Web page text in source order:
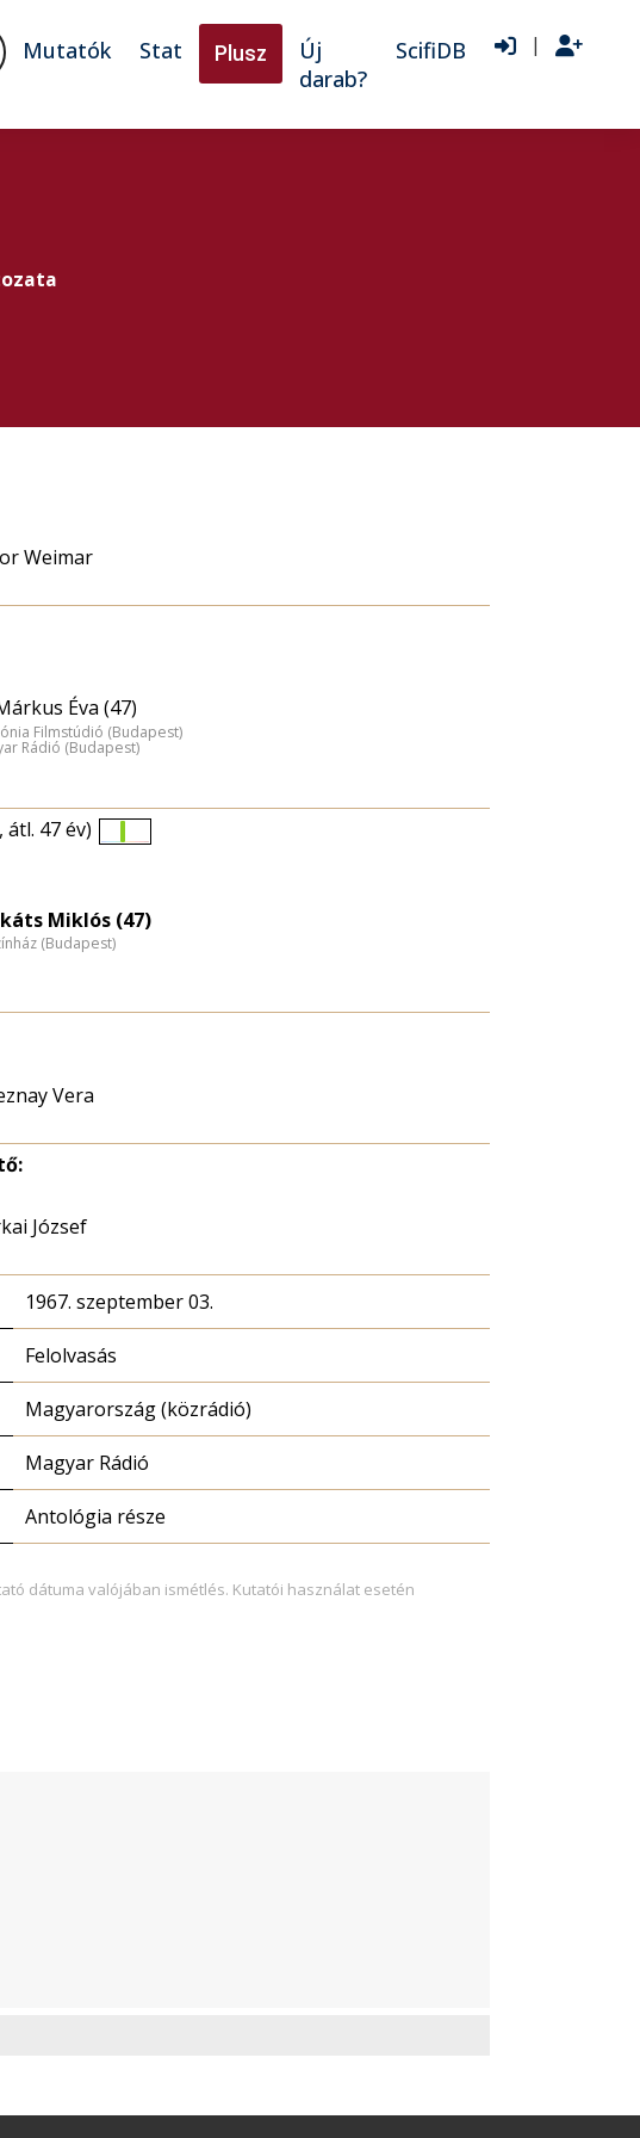
Mutatók Stat Plusz
Új
darab?
ScifiDB |
Weimar
Éva (47)
Filmstúdió (Budapest)
Rádió (Budapest)
átl. 47 év)
nagyítása
Miklós (47)
(Budapest)
Vera
József
1967. szeptember 03.
Felolvasás
Magyarország (közrádió)
Magyar Rádió
Antológia része
dátuma valójában ismétlés. Kutatói használat esetén